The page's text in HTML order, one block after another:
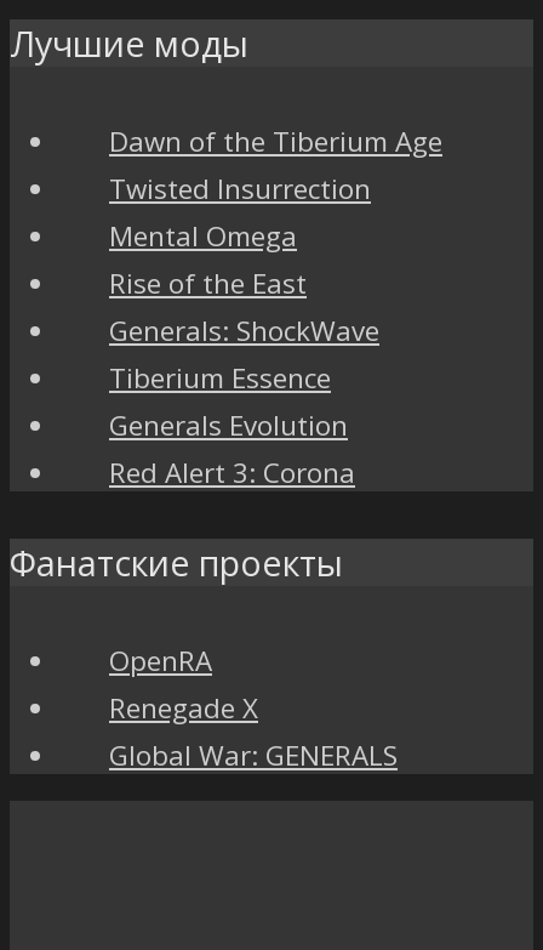
Лучшие моды
Dawn of the Tiberium Age
Twisted Insurrection
Mental Omega
Rise of the East
Generals: ShockWave
Tiberium Essence
Generals Evolution
Red Alert 3: Corona
Фанатские проекты
OpenRA
Renegade X
Global War: GENERALS